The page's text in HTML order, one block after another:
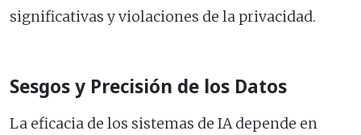
significativas y violaciones de la privacidad.
Sesgos y Precisión de los Datos
La eficacia de los sistemas de IA depende en